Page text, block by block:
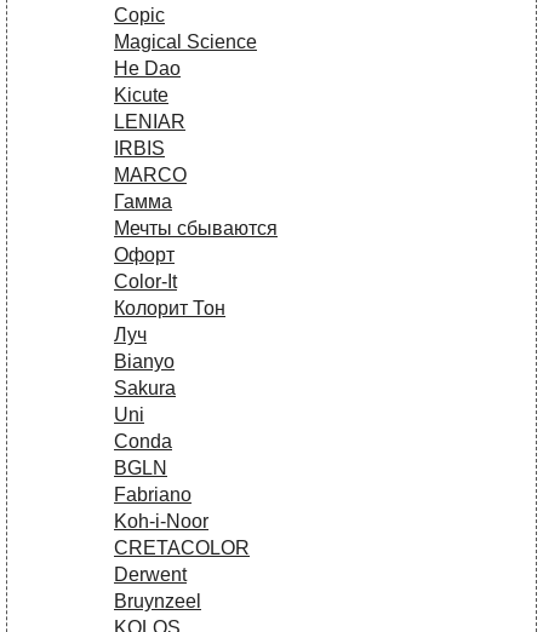
Copic
Magical Science
He Dao
Kicute
LENIAR
IRBIS
MARCO
Гамма
Мечты сбываются
Офорт
Сolor-It
Колорит Тон
Луч
Bianyo
Sakura
Uni
Conda
BGLN
Fabriano
Koh-i-Noor
CRETACOLOR
Derwent
Bruynzeel
KOLOS